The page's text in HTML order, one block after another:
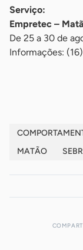
Serviço:
Empretec –
De 25 a 30 de
Informações:
MATÃO